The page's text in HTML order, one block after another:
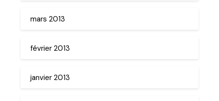
mars 2013
février 2013
janvier 2013